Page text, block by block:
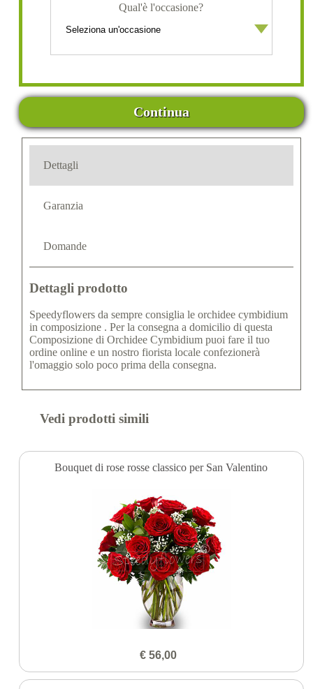
Qual'è l'occasione?
Continua
Dettagli
Garanzia
Domande
Dettagli prodotto
Speedyflowers da sempre consiglia le orchidee cymbidium
in composizione . Per la consegna a domicilio di questa
Composizione di Orchidee Cymbidium puoi fare il tuo
ordine online e un nostro fiorista locale confezionerà
l'omaggio solo poco prima della consegna.
Vedi prodotti simili
Bouquet di rose rosse classico per San Valentino
€ 56,00